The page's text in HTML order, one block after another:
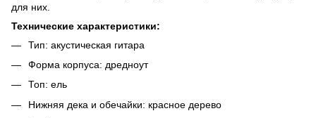
для них.
Технические характеристики:
Тип: акустическая гитара
Форма корпуса: дредноут
Топ: ель
Нижняя дека и обечайки: красное дерево